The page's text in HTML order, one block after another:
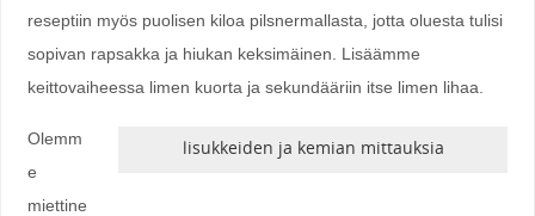
reseptiin myös puolisen kiloa pilsnermallasta, jotta oluesta tulisi
sopivan rapsakka ja hiukan keksimäinen. Lisäämme
keittovaiheessa limen kuorta ja sekundääriin itse limen lihaa.
lisukkeiden ja kemian mittauksia
Olemm
e
miettine